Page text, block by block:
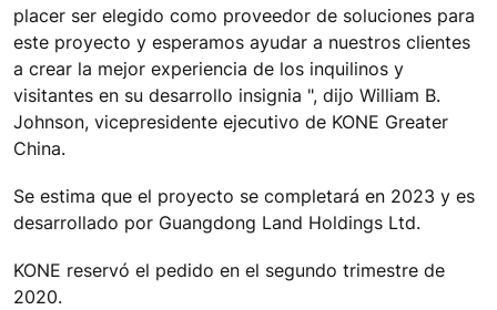
placer ser elegido como proveedor de soluciones para
este proyecto y esperamos ayudar a nuestros clientes
a crear la mejor experiencia de los inquilinos y
visitantes en su desarrollo insignia ", dijo William B.
Johnson, vicepresidente ejecutivo de KONE Greater
China.
Se estima que el proyecto se completará en 2023 y es
desarrollado por Guangdong Land Holdings Ltd.
KONE reservó el pedido en el segundo trimestre de
2020.